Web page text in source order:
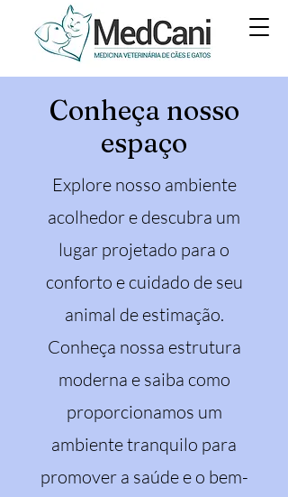
Conheça nosso
espaço
Explore nosso ambiente
acolhedor e descubra um
lugar projetado para o
conforto e cuidado de seu
animal de estimação.
Conheça nossa estrutura
moderna e saiba como
proporcionamos um
ambiente tranquilo para
promover a saúde e o bem-